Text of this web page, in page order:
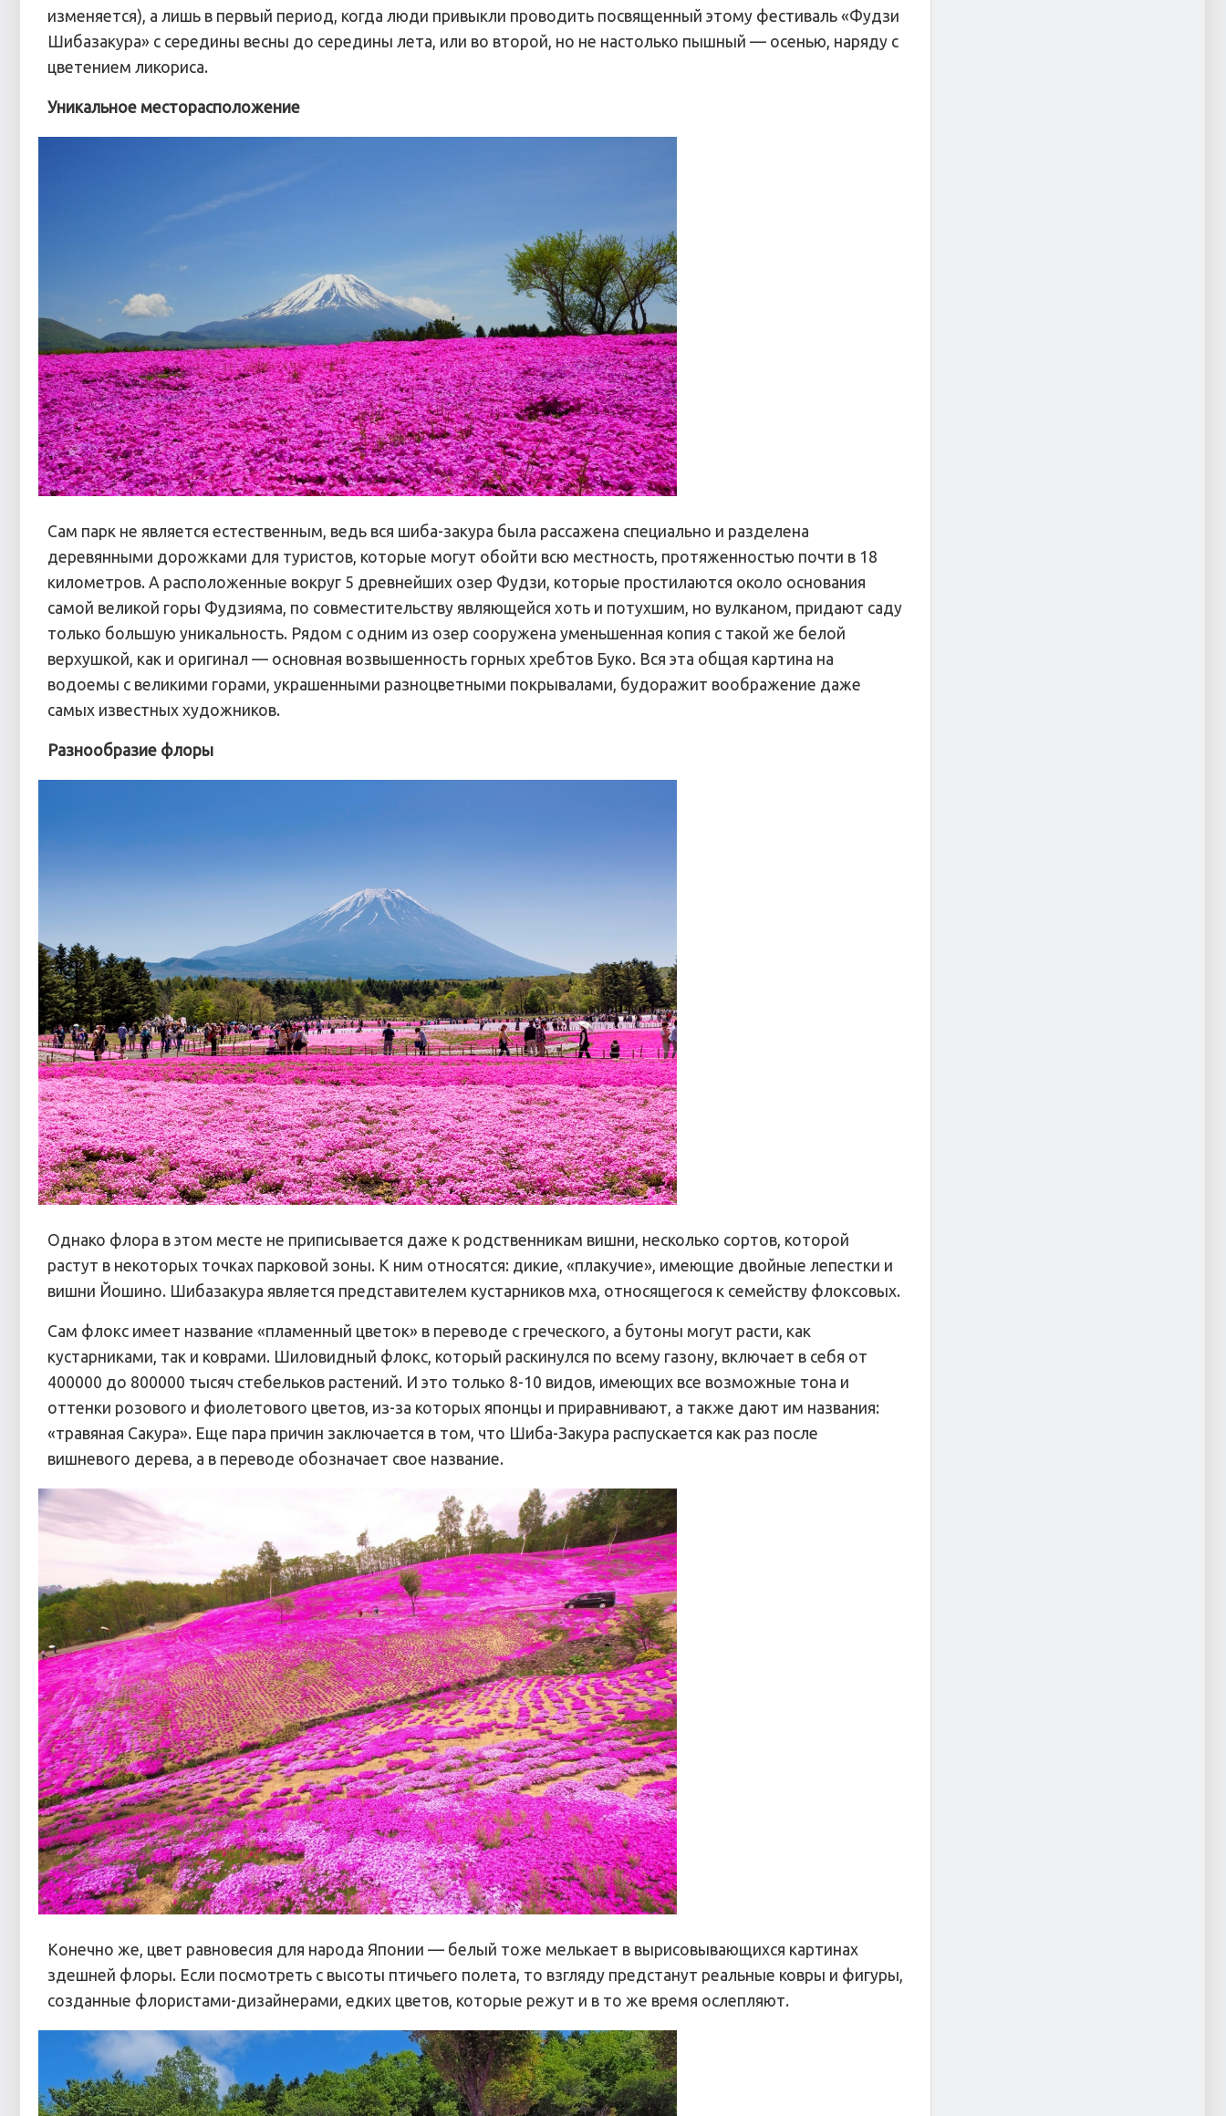
изменяется), а лишь в первый период, когда люди привыкли проводить посвященный этому фестиваль «Фудзи
Шибазакура» с середины весны до середины лета, или во второй, но не настолько пышный — осенью, наряду с
цветением ликориса.
Уникальное месторасположение
Сам парк не является естественным, ведь вся шиба-закура была рассажена специально и разделена
деревянными дорожками для туристов, которые могут обойти всю местность, протяженностью почти в 18
километров. А расположенные вокруг 5 древнейших озер Фудзи, которые простилаются около основания
самой великой горы Фудзияма, по совместительству являющейся хоть и потухшим, но вулканом, придают саду
только большую уникальность. Рядом с одним из озер сооружена уменьшенная копия с такой же белой
верхушкой, как и оригинал — основная возвышенность горных хребтов Буко. Вся эта общая картина на
водоемы с великими горами, украшенными разноцветными покрывалами, будоражит воображение даже
самых известных художников.
Разнообразие флоры
Однако флора в этом месте не приписывается даже к родственникам вишни, несколько сортов, которой
растут в некоторых точках парковой зоны. К ним относятся: дикие, «плакучие», имеющие двойные лепестки и
вишни Йошино. Шибазакура является представителем кустарников мха, относящегося к семейству флоксовых.
Сам флокс имеет название «пламенный цветок» в переводе с греческого, а бутоны могут расти, как
кустарниками, так и коврами. Шиловидный флокс, который раскинулся по всему газону, включает в себя от
400000 до 800000 тысяч стебельков растений. И это только 8-10 видов, имеющих все возможные тона и
оттенки розового и фиолетового цветов, из-за которых японцы и приравнивают, а также дают им названия:
«травяная Сакура». Еще пара причин заключается в том, что Шиба-Закура распускается как раз после
вишневого дерева, а в переводе обозначает свое название.
Конечно же, цвет равновесия для народа Японии — белый тоже мелькает в вырисовывающихся картинах
здешней флоры. Если посмотреть с высоты птичьего полета, то взгляду предстанут реальные ковры и фигуры,
созданные флористами-дизайнерами, едких цветов, которые режут и в то же время ослепляют.